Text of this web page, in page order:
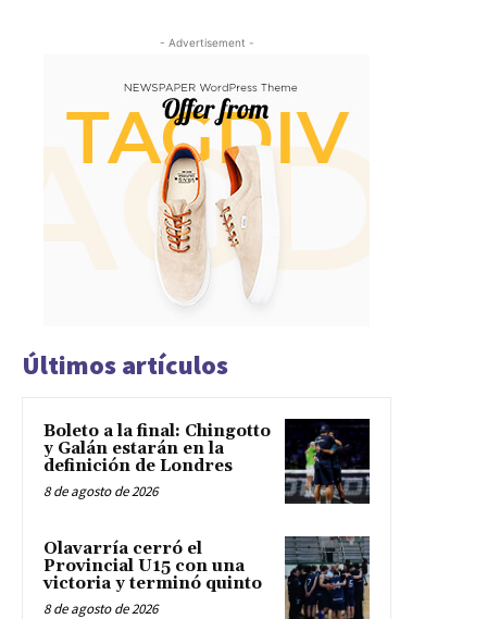
- Advertisement -
Últimos artículos
Boleto a la final: Chingotto
y Galán estarán en la
definición de Londres
8 de agosto de 2026
Olavarría cerró el
Provincial U15 con una
victoria y terminó quinto
8 de agosto de 2026